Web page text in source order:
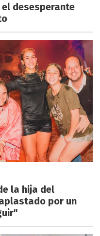
desesperante
la hija del
por un